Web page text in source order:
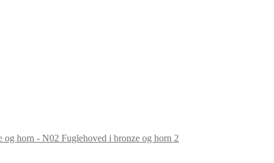
Fuglehoved i bronze og horn 2